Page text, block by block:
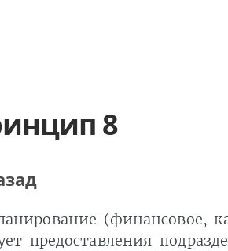
8
(финансовое,
предоставления